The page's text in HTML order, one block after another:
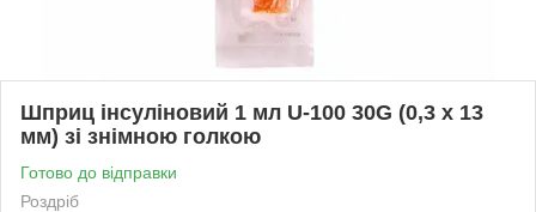
Шприц інсуліновий 1 мл U-100 30G (0,3 x 13
мм) зі знімною голкою
Готово до відправки
Роздріб